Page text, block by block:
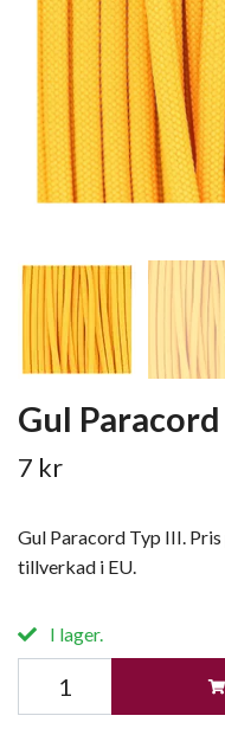
Gul
7 kr
Gul Paracord Typ III.
tillverkad i EU.
I lager.